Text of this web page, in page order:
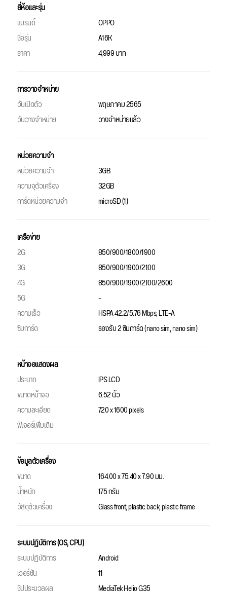
ยี่ห้อและรุ่น
แบรนด์
OPPO
ชื่อรุ่น
A16K
ราคา
4,999 บาท
การวางจำหน่าย
วันเปิดตัว
พฤษภาคม 2565
วันวางจำหน่าย
วางจำหน่ายแล้ว
หน่วยความจำ
หน่วยความจำ
3GB
ความจุตัวเครื่อง
32GB
การ์ดหน่วยความจำ
microSD (1)
เครือข่าย
2G
850/900/1800/1900
3G
850/900/1900/2100
4G
850/900/1900/2100/2600
5G
-
ความเร็ว
HSPA 42.2/5.76 Mbps, LTE-A
ซิมการ์ด
รองรับ 2 ซิมการ์ด (nano sim, nano sim)
หน้าจอแสดงผล
ประเภท
IPS LCD
ขนาดหน้าจอ
6.52 นิ้ว
ความละเอียด
720 x 1600 pixels
ฟีเจอร์เพิ่มเติม
ข้อมูลตัวเครื่อง
ขนาด
164.00 x 75.40 x 7.90 มม.
น้ำหนัก
175 กรัม
วัสดุตัวเครื่อง
Glass front, plastic back, plastic frame
ระบบปฏิบัติการ (OS, CPU)
ระบบปฏิบัติการ
Android
เวอร์ชัน
11
ชิปประมวลผล
MediaTek Helio G35